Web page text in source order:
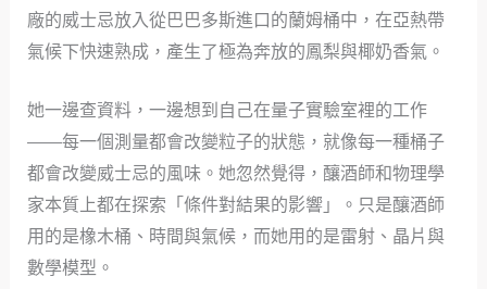
廠的威士忌放入從巴巴多斯進口的蘭姆桶中，在亞熱帶
氣候下快速熟成，產生了極為奔放的鳳梨與椰奶香氣。
她一邊查資料，一邊想到自己在量子實驗室裡的工作
——每一個測量都會改變粒子的狀態，就像每一種桶子
都會改變威士忌的風味。她忽然覺得，釀酒師和物理學
家本質上都在探索「條件對結果的影響」。只是釀酒師
用的是橡木桶、時間與氣候，而她用的是雷射、晶片與
數學模型。